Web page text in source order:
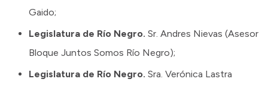
Gaido;
Legislatura de Río Negro. Sr. Andres Nievas (Asesor
Bloque Juntos Somos Río Negro);
Legislatura de Río Negro. Sra. Verónica Lastra